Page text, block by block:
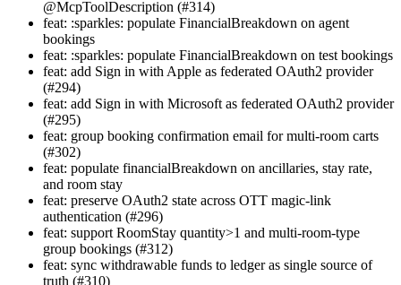
@McpToolDescription (#314)
feat: :sparkles: populate FinancialBreakdown on agent
bookings
feat: :sparkles: populate FinancialBreakdown on test bookings
feat: add Sign in with Apple as federated OAuth2 provider
(#294)
feat: add Sign in with Microsoft as federated OAuth2 provider
(#295)
feat: group booking confirmation email for multi-room carts
(#302)
feat: populate financialBreakdown on ancillaries, stay rate,
and room stay
feat: preserve OAuth2 state across OTT magic-link
authentication (#296)
feat: support RoomStay quantity>1 and multi-room-type
group bookings (#312)
feat: sync withdrawable funds to ledger as single source of
truth (#310)